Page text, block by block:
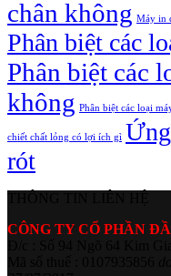
chân không Máy in
Phân biệt các
Phân biệt các
không Phân biệt các loại
chiết chất lỏng có lợi ích gì
rót
CÔNG TY CỔ PHẦN